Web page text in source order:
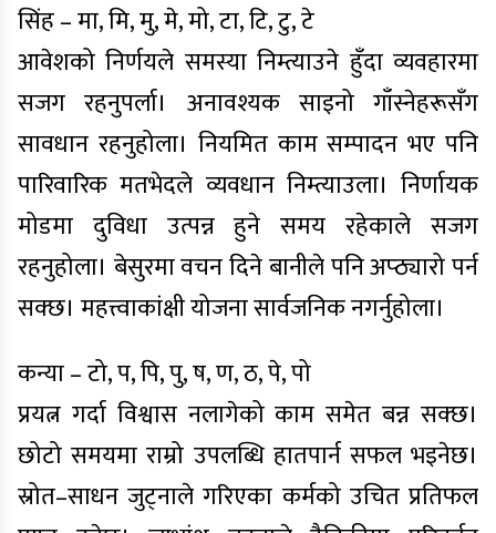
सिंह – मा, मि, मु, मे, मो, टा, टि, टु, टे
आवेशको निर्णयले समस्या निम्त्याउने हुँदा व्यवहारमा
सजग रहनुपर्ला। अनावश्यक साइनो गाँस्नेहरूसँग
सावधान रहनुहोला। नियमित काम सम्पादन भए पनि
पारिवारिक मतभेदले व्यवधान निम्त्याउला। निर्णायक
मोडमा दुविधा उत्पन्न हुने समय रहेकाले सजग
रहनुहोला। बेसुरमा वचन दिने बानीले पनि अप्ठ्यारो पर्न
सक्छ। महत्त्वाकांक्षी योजना सार्वजनिक नगर्नुहोला।
कन्या – टो, प, पि, पु, ष, ण, ठ, पे, पो
प्रयत्न गर्दा विश्वास नलागेको काम समेत बन्न सक्छ।
छोटो समयमा राम्रो उपलब्धि हातपार्न सफल भइनेछ।
स्रोत–साधन जुट्नाले गरिएका कर्मको उचित प्रतिफल